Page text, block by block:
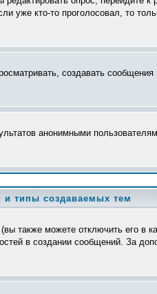
уже кто-то проголосовал, то
создавать
анонимными
типы создаваемых тем
также можете отключить его
в создании сообщений. За